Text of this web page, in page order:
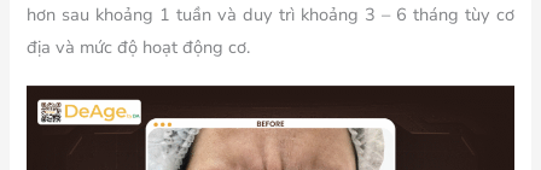
hơn sau khoảng 1 tuần và duy trì khoảng 3 – 6 tháng tùy cơ
địa và mức độ hoạt động cơ.